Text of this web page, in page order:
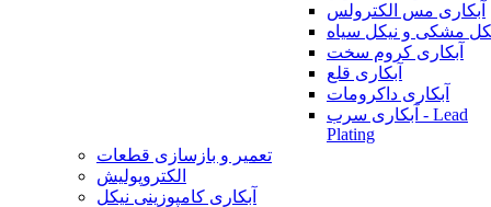
آبکاری مس الکترولس
مشکی و نیکل سیاه
آبکاری کروم سخت
آبکاری قلع
آبکاری داکرومات
آبکاری سرب - Lead
Plating
تعمیر و بازسازی قطعات
الکتروپولیش
آبکاری کامپوزینی نیکل